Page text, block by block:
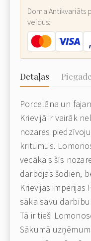
Doma Antikvariāts
veidus:
Detaļas
Porcelāna un
Krievijā ir vairāk
nozares
kritumus.
vecākais šīs
darbojas šodien,
Krievijas
sāka savu
Tā ir tieši
Sākumā